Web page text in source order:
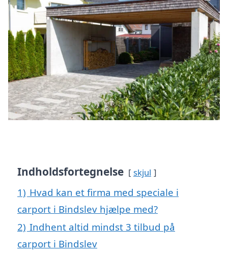
Indholdsfortegnelse skjul
1) Hvad kan et firma med speciale i
carport i Bindslev hjælpe med?
2) Indhent altid mindst 3 tilbud på
carport i Bindslev